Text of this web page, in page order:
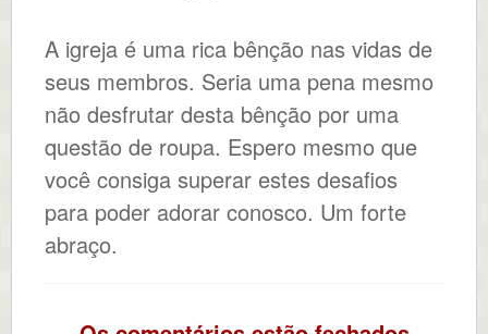
A igreja é uma rica bênção nas vidas de
seus membros. Seria uma pena mesmo
não desfrutar desta bênção por uma
questão de roupa. Espero mesmo que
você consiga superar estes desafios
para poder adorar conosco. Um forte
abraço.